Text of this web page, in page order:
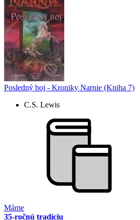
Posledný boj - Kroniky Narnie (Kniha 7)
C.S. Lewis
Máme
35-ročnú tradíciu